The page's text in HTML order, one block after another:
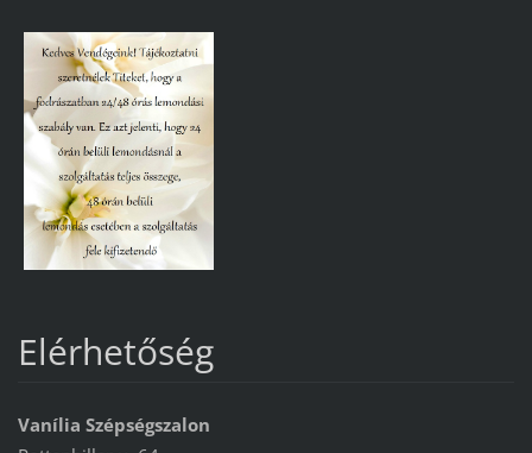
Elérhetőség
Vanília Szépségszalon